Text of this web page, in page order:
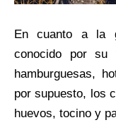
En cuanto a la
conocido por su
hamburguesas,
por supuesto, los
huevos, tocino y